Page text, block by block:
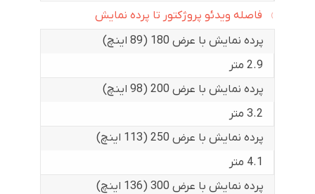
فاصله ویدئو پروژکتور تا پرده نمایش
پرده نمایش با عرض 180 (89 اینچ)
2.9 متر
پرده نمایش با عرض 200 (98 اینچ)
3.2 متر
پرده نمایش با عرض 250 (113 اینچ)
4.1 متر
پرده نمایش با عرض 300 (136 اینچ)